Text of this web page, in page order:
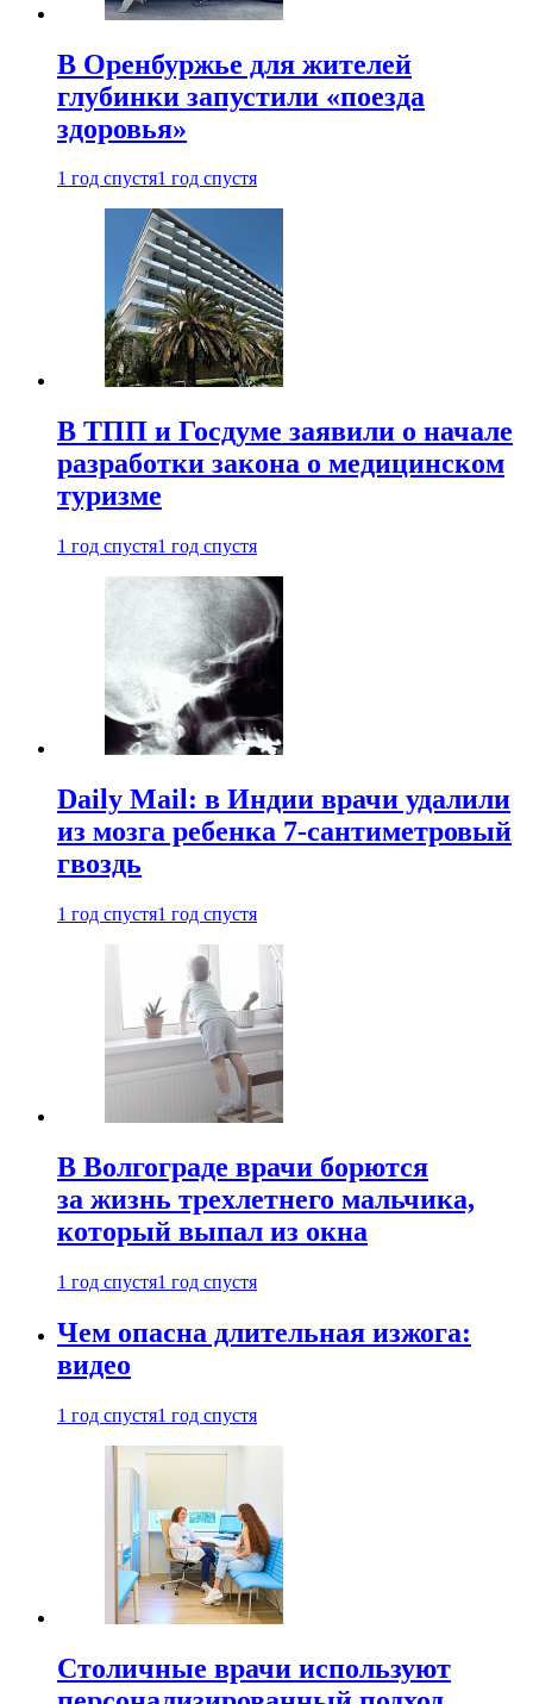
В Оренбуржье для жителей
глубинки запустили «поезда
здоровья»
1 год спустя1 год спустя
В ТПП и Госдуме заявили о начале
разработки закона о медицинском
туризме
1 год спустя1 год спустя
Daily Mail: в Индии врачи удалили
из мозга ребенка 7-сантиметровый
гвоздь
1 год спустя1 год спустя
В Волгограде врачи борются
за жизнь трехлетнего мальчика,
который выпал из окна
1 год спустя1 год спустя
Чем опасна длительная изжога:
видео
1 год спустя1 год спустя
Столичные врачи используют